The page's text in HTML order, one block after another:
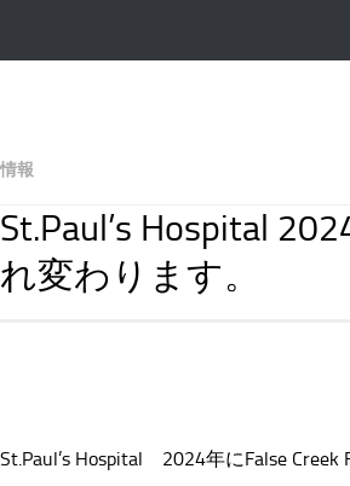
情報
St.Paul’s Hospital
れ変わります。
St.Paul’s Hospital 2024年にFalse Creek